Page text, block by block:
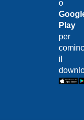
o
Play
per
il